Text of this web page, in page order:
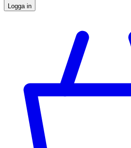
Logga in